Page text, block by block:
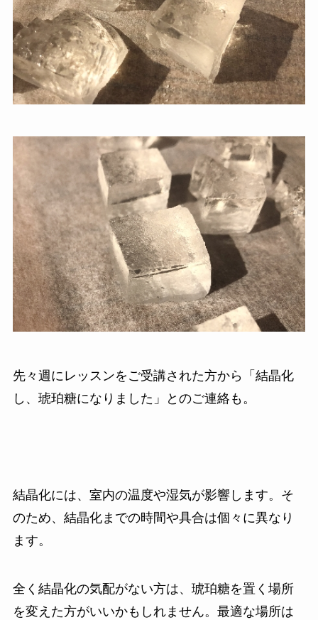
先々週にレッスンをご受講された方から「結晶化
し、琥珀糖になりました」とのご連絡も。
結晶化には、室内の温度や湿気が影響します。そ
のため、結晶化までの時間や具合は個々に異なり
ます。
全く結晶化の気配がない方は、琥珀糖を置く場所
を変えた方がいいかもしれません。最適な場所は